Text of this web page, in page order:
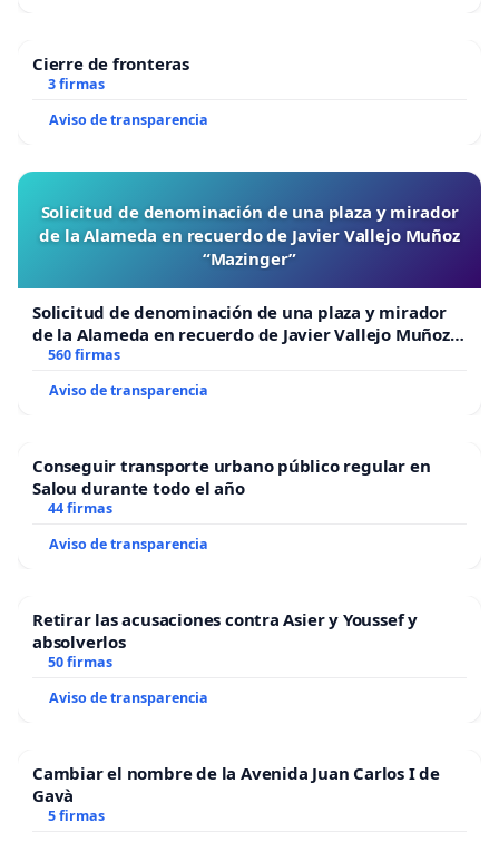
Cierre de fronteras
3 firmas
Aviso de transparencia
Solicitud de denominación de una plaza y mirador
de la Alameda en recuerdo de Javier Vallejo Muñoz
“Mazinger”
Solicitud de denominación de una plaza y mirador
de la Alameda en recuerdo de Javier Vallejo Muñoz
“Mazinger”
560 firmas
Aviso de transparencia
Conseguir transporte urbano público regular en
Salou durante todo el año
44 firmas
Aviso de transparencia
Retirar las acusaciones contra Asier y Youssef y
absolverlos
50 firmas
Aviso de transparencia
Cambiar el nombre de la Avenida Juan Carlos I de
Gavà
5 firmas